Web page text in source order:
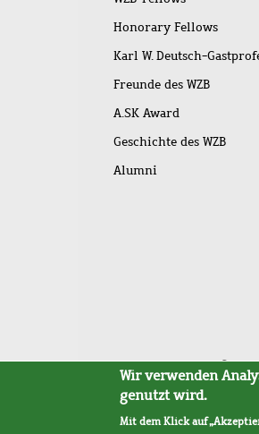
Honorary Fellows
Karl W. Deutsch-
Freunde des WZB
A.SK Award
Geschichte des WZB
Alumni
Sitemap
Wir verwenden
genutzt wird.
Mit dem Klick auf